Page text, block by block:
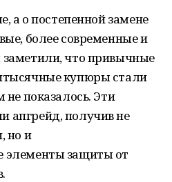
а о постепенной замене
более современные и
что привычные
купюры стали
не показалось. Эти
получив не
но и
элементы защиты от